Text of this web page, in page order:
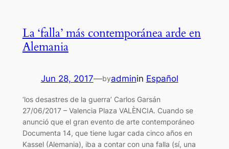
La ‘falla’ más contemporánea arde en
Alemania
Jun 28, 2017—byadminin Español
‘los desastres de la guerra’ Carlos Garsán
27/06/2017 – Valencia Plaza VALÈNCIA. Cuando se
anunció que el gran evento de arte contemporáneo
Documenta 14, que tiene lugar cada cinco años en
Kassel (Alemania), iba a contar con una falla (sí, una